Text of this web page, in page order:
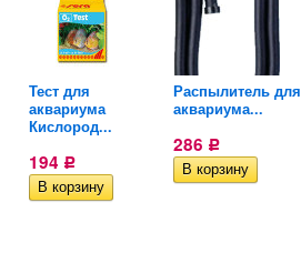
Тест для
аквариума
Кислород...
194 Р
Распылитель для
аквариума...
286 Р